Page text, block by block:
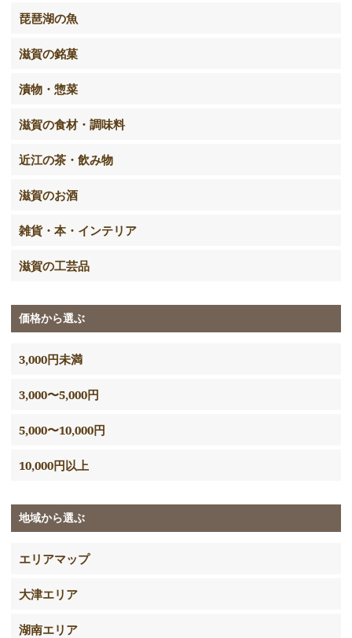
琵琶湖の魚
滋賀の銘菓
漬物・惣菜
滋賀の食材・調味料
近江の茶・飲み物
滋賀のお酒
雑貨・本・インテリア
滋賀の工芸品
価格から選ぶ
3,000円未満
3,000〜5,000円
5,000〜10,000円
10,000円以上
地域から選ぶ
エリアマップ
大津エリア
湖南エリア